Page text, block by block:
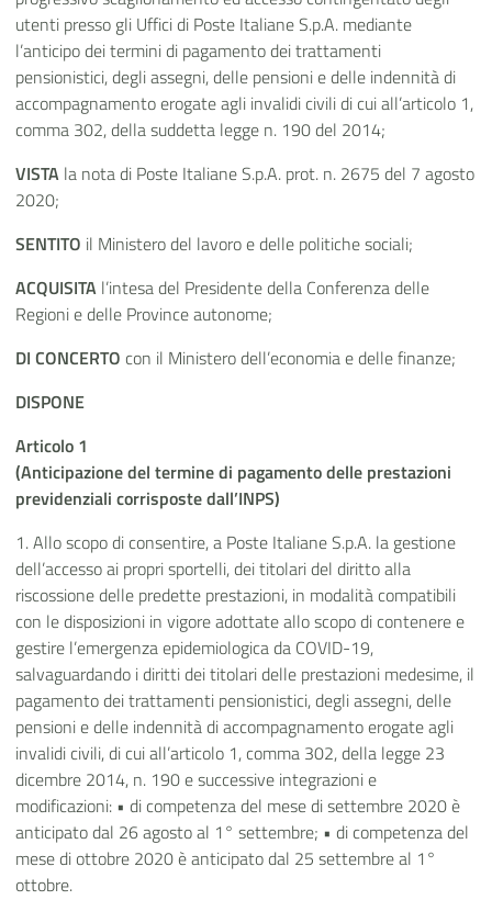
utenti presso gli Uffici di Poste Italiane S.p.A. mediante
l’anticipo dei termini di pagamento dei trattamenti
pensionistici, degli assegni, delle pensioni e delle indennità di
accompagnamento erogate agli invalidi civili di cui all’articolo 1,
comma 302, della suddetta legge n. 190 del 2014;
VISTA la nota di Poste Italiane S.p.A. prot. n. 2675 del 7 agosto
2020;
SENTITO il Ministero del lavoro e delle politiche sociali;
ACQUISITA l’intesa del Presidente della Conferenza delle
Regioni e delle Province autonome;
DI CONCERTO con il Ministero dell’economia e delle finanze;
DISPONE
Articolo 1
(Anticipazione del termine di pagamento delle prestazioni
previdenziali corrisposte dall’INPS)
1. Allo scopo di consentire, a Poste Italiane S.p.A. la gestione
dell’accesso ai propri sportelli, dei titolari del diritto alla
riscossione delle predette prestazioni, in modalità compatibili
con le disposizioni in vigore adottate allo scopo di contenere e
gestire l’emergenza epidemiologica da COVID-19,
salvaguardando i diritti dei titolari delle prestazioni medesime, il
pagamento dei trattamenti pensionistici, degli assegni, delle
pensioni e delle indennità di accompagnamento erogate agli
invalidi civili, di cui all’articolo 1, comma 302, della legge 23
dicembre 2014, n. 190 e successive integrazioni e
modificazioni: • di competenza del mese di settembre 2020 è
anticipato dal 26 agosto al 1° settembre; • di competenza del
mese di ottobre 2020 è anticipato dal 25 settembre al 1°
ottobre.